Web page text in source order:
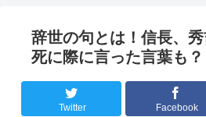
辞世の句とは！信長、
死に際に言った言葉も？
Twitter Facebook